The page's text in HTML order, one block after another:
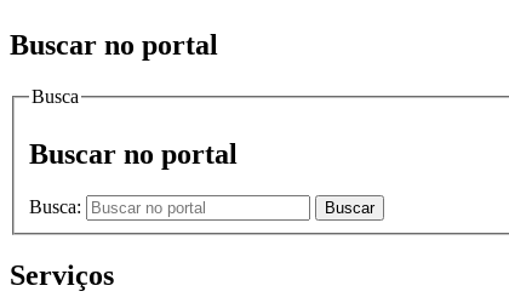
Buscar no portal
Busca
Buscar no portal
Busca: Buscar
Serviços